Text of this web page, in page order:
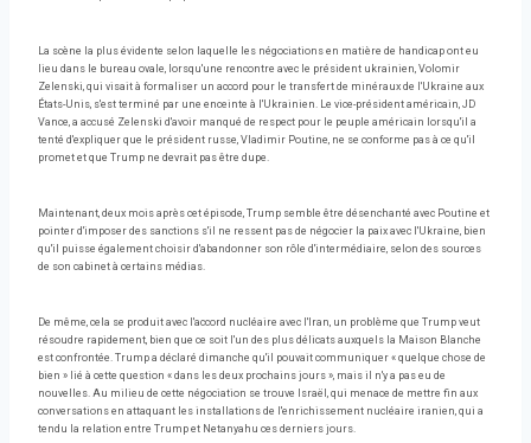
La scène la plus évidente selon laquelle les négociations en matière de handicap ont eu
lieu dans le bureau ovale, lorsqu'une rencontre avec le président ukrainien, Volomir
Zelenski, qui visait à formaliser un accord pour le transfert de minéraux de l'Ukraine aux
États-Unis, s'est terminé par une enceinte à l'Ukrainien. Le vice-président américain, JD
Vance, a accusé Zelenski d'avoir manqué de respect pour le peuple américain lorsqu'il a
tenté d'expliquer que le président russe, Vladimir Poutine, ne se conforme pas à ce qu'il
promet et que Trump ne devrait pas être dupe.
Maintenant, deux mois après cet épisode, Trump semble être désenchanté avec Poutine et
pointer d'imposer des sanctions s'il ne ressent pas de négocier la paix avec l'Ukraine, bien
qu'il puisse également choisir d'abandonner son rôle d'intermédiaire, selon des sources
de son cabinet à certains médias.
De même, cela se produit avec l'accord nucléaire avec l'Iran, un problème que Trump veut
résoudre rapidement, bien que ce soit l'un des plus délicats auxquels la Maison Blanche
est confrontée. Trump a déclaré dimanche qu'il pouvait communiquer « quelque chose de
bien » lié à cette question « dans les deux prochains jours », mais il n'y a pas eu de
nouvelles. Au milieu de cette négociation se trouve Israël, qui menace de mettre fin aux
conversations en attaquant les installations de l'enrichissement nucléaire iranien, qui a
tendu la relation entre Trump et Netanyahu ces derniers jours.